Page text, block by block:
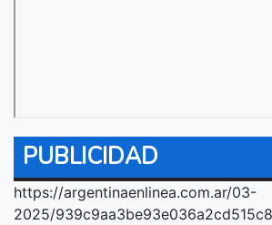
PUBLICIDAD
https://argentinaenlinea.com.ar/03-
2025/